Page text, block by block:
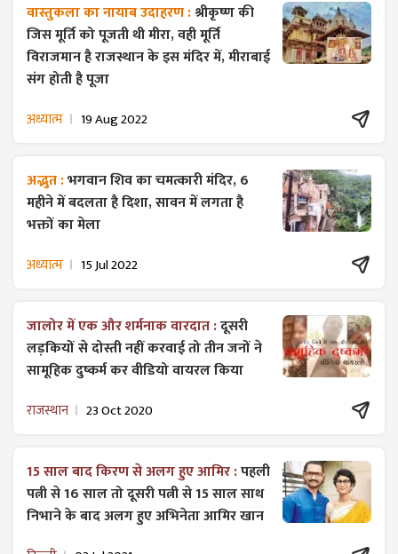
वास्तुकला का नायाब उदाहरण :श्रीकृष्ण की
जिस मूर्ति को पूजती थी मीरा, वही मूर्ति
विराजमान है राजस्थान के इस मंदिर में, मीराबाई
संग होती है पूजा
अध्यात्म 19 Aug 2022
अद्भुत :भगवान शिव का चमत्कारी मंदिर, 6
महीने में बदलता है दिशा, सावन में लगता है
भक्तों का मेला
अध्यात्म 15 Jul 2022
जालोर में एक और शर्मनाक वारदात :दूसरी
लड़कियों से दोस्ती नहीं करवाई तो तीन जनों ने
सामूहिक दुष्कर्म कर वीडियो वायरल किया
राजस्थान 23 Oct 2020
15 साल बाद किरण से अलग हुए आमिर :पहली
पत्नी से 16 साल तो दूसरी पत्नी से 15 साल साथ
निभाने के बाद अलग हुए अभिनेता आमिर खान